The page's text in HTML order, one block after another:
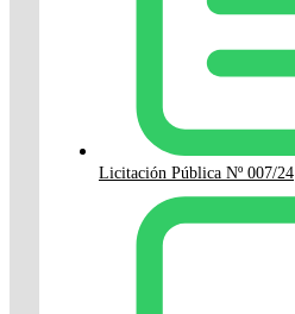
Licitación Pública Nº 007/24